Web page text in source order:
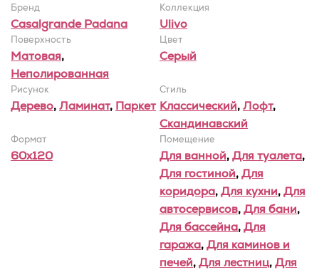
Бренд
Casalgrande Padana
Коллекция
Ulivo
Поверхность
Матовая,
Неполированная
Цвет
Серый
Рисунок
Дерево,Ламинат, Паркет
Стиль
Классический,Лофт,
Скандинавский
Формат
60x120
Помещение
Для ванной,Для туалета,
Для гостиной,Для
коридора,Для кухни,Для
автосервисов,Для бани,
Для бассейна,Для
гаража,Для каминов и
печей,Для лестниц,Для